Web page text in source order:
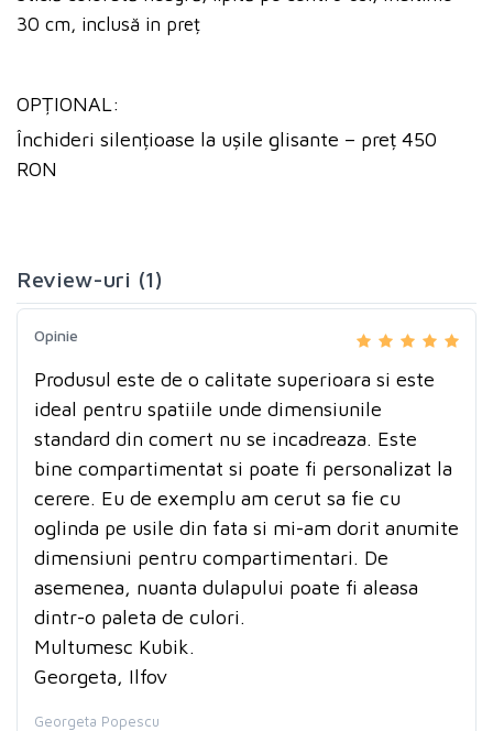
30 cm, inclusă in preț
OPȚIONAL:
Închideri silențioase la ușile glisante – preț 450
RON
Review-uri (1)
Opinie
Produsul este de o calitate superioara si este
ideal pentru spatiile unde dimensiunile
standard din comert nu se incadreaza. Este
bine compartimentat si poate fi personalizat la
cerere. Eu de exemplu am cerut sa fie cu
oglinda pe usile din fata si mi-am dorit anumite
dimensiuni pentru compartimentari. De
asemenea, nuanta dulapului poate fi aleasa
dintr-o paleta de culori.
Multumesc Kubik.
Georgeta, Ilfov
Georgeta Popescu